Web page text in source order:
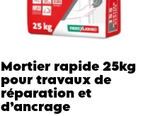
Mortier rapide 25kg
pour travaux de
réparation et
d’ancrage